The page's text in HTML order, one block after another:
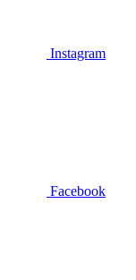
Instagram
Facebook